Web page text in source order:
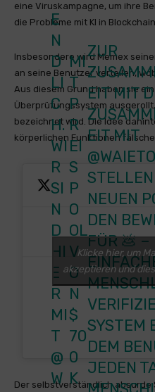
eine Viruskampagne, um ihre
die Probleme mit KI in
Insbesondere wird Memex
an seine Benutzer verteilen,
Aus diesem Grund haben sie
Überprüfungssystem
bezeichnet wird. Die Idee
körperlichen Funktionen
E
N
D
LI
C
H.
WI
R
SI
N
D
HI
E
R
MI
T
@
W
MI
T
P
R
EI
S
P
O
OL
V
O
N
$
70
0
K
ZUR
EIT MIT
EIT MIT
NEUEN
DEN
FÜR 💩 –
SYSTEM
DEM
JEDEN
Klicke hier, um
akzeptieren und
Der selbstverständlich